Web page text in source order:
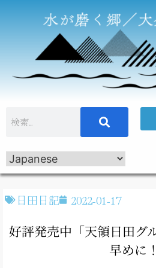
日田日記 2022-01-17
好評発売中「天領日田グ
早めに！